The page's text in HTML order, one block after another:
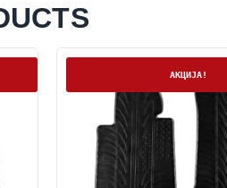
АКЦИЈА!